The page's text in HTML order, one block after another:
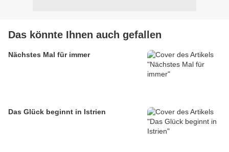
Das könnte Ihnen auch gefallen
Nächstes Mal für immer
Das Glück beginnt in Istrien